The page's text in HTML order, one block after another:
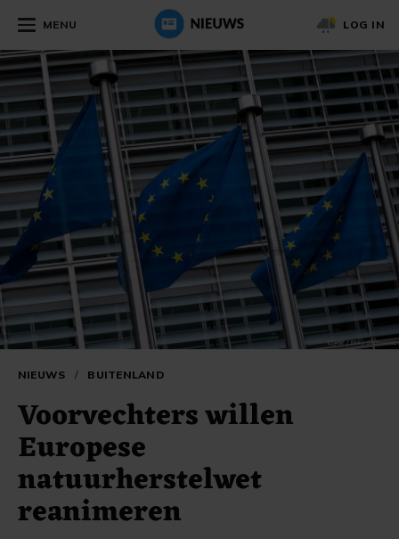
MENU LOG IN
NIEUWS / BUITENLAND
Voorvechters willen
Europese
natuurherstelwet
reanimeren